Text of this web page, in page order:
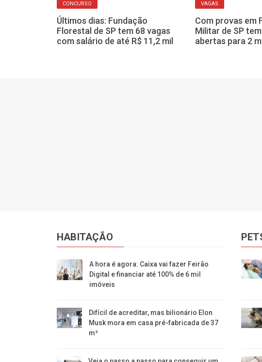
CONCURSO
Últimos dias: Fundação
Florestal de SP tem 68 vagas
com salário de até R$ 11,2 mil
VAGAS
Com provas em
Militar de SP
abertas para 2
HABITAÇÃO
A hora é agora: Caixa vai fazer Feirão
Digital e financiar até 100% de 6 mil
imóveis
Difícil de acreditar, mas bilionário Elon
Musk mora em casa pré-fabricada de 37
m²